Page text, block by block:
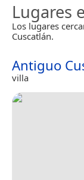
Lugares
Los lugares
Cuscatlán.
Antiguo
villa